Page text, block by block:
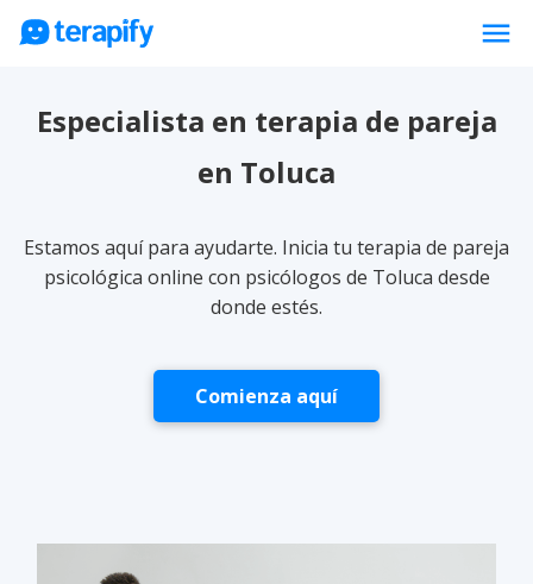
menu
Precios
Preguntas frecuentes
Especialista en terapia de pareja
en Toluca
Estamos aquí para ayudarte. Inicia tu terapia de pareja
psicológica online con psicólogos de Toluca desde
donde estés.
Comienza aquí